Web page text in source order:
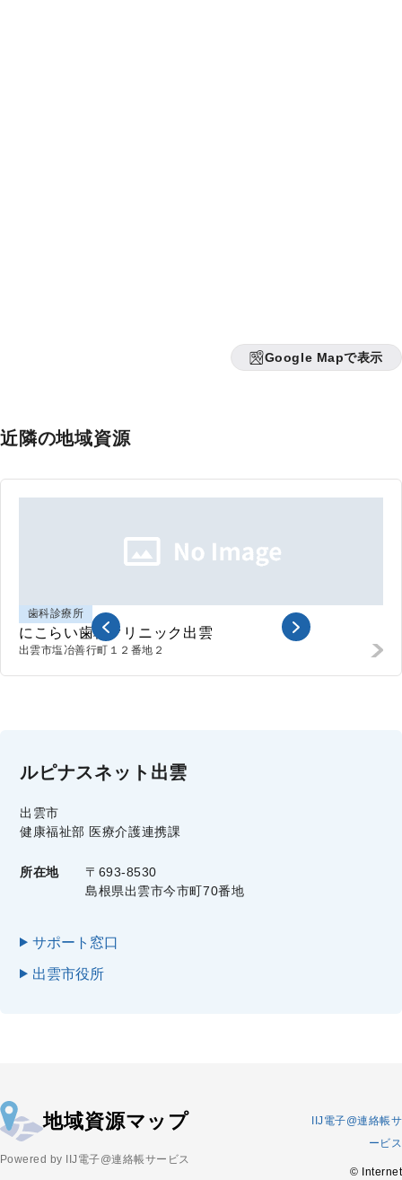
Google Mapで表示
近隣の地域資源
歯科診療所
にこらい歯科クリニック出雲
出雲市塩冶善行町１２番地２
ルピナスネット出雲
出雲市
健康福祉部 医療介護連携課
所在地
〒693-8530
島根県出雲市今市町70番地
サポート窓口
出雲市役所
地域資源マップ
Powered by IIJ電子@連絡帳サービス
IIJ電子@連絡帳サ
ービス
© Internet